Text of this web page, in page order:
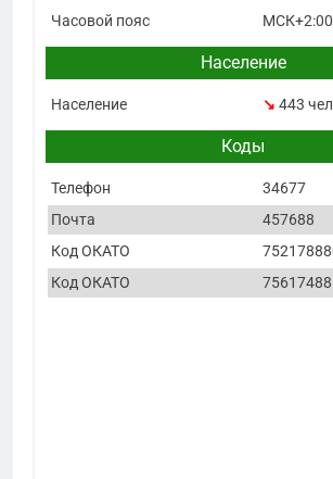
Часовой пояс МСК+2:00
Население
Население ↘ 443
Коды
Телефон
34677
Почта
457688
Код ОКАТО
Код ОКАТО